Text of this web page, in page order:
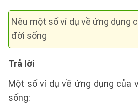
Nêu một số ví dụ về ứng dụng
đời sống
Trả lời
Một số ví dụ về ứng dụng của
sống: